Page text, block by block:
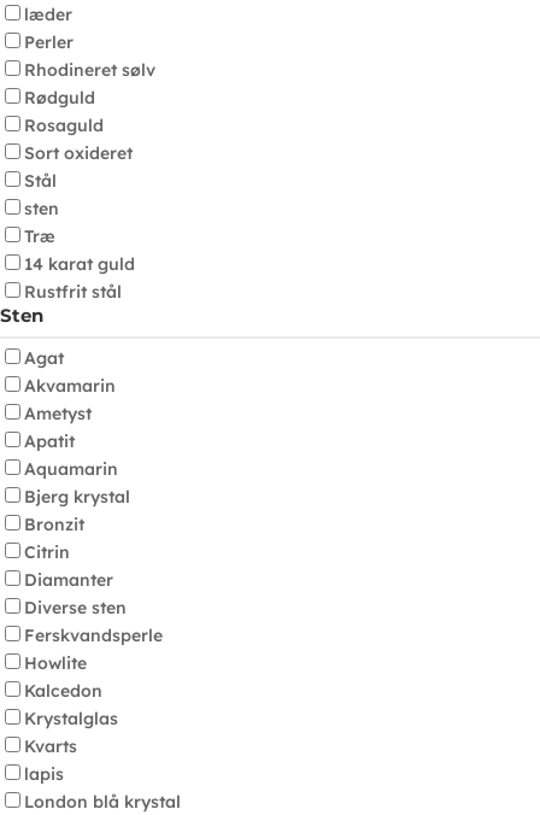
læder
Perler
Rhodineret sølv
Rødguld
Rosaguld
Sort oxideret
Stål
sten
Træ
14 karat guld
Rustfrit stål
Sten
Agat
Akvamarin
Ametyst
Apatit
Aquamarin
Bjerg krystal
Bronzit
Citrin
Diamanter
Diverse sten
Ferskvandsperle
Howlite
Kalcedon
Krystalglas
Kvarts
lapis
London blå krystal